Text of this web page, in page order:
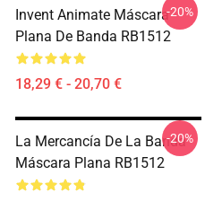
Invent Animate Máscara
Plana De Banda RB1512
18,29 € - 20,70 €
-20%
La Mercancía De La Banda
Máscara Plana RB1512
-20%